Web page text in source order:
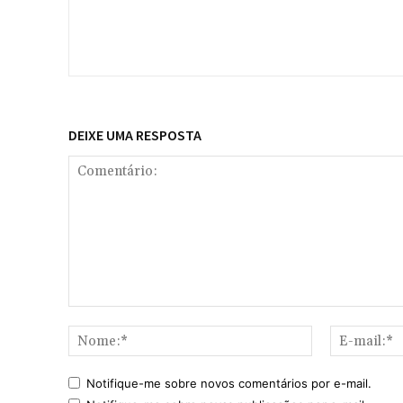
DEIXE UMA RESPOSTA
Nome:*
Notifique-me sobre novos comentários por e-mail.